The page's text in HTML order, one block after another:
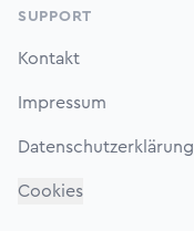
SUPPORT
Kontakt
Impressum
Datenschutzerklärung
Cookies